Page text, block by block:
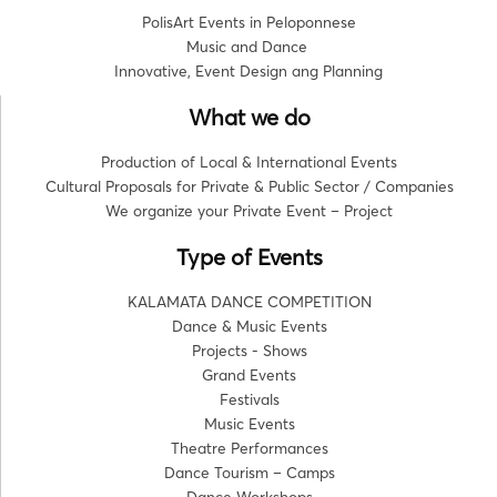
PolisArt Events in Peloponnese
Music and Dance
Innovative, Event Design ang Planning
What we do
Production of Local & International Events
Cultural Proposals for Private & Public Sector / Companies
We organize your Private Event – Project
Type of Events
KALAMATA DANCE COMPETITION
Dance & Music Events
Projects - Shows
Grand Events
Festivals
Music Events
Theatre Performances
Dance Tourism – Camps